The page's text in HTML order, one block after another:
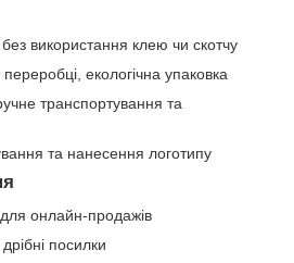
використання клею чи скотчу
екологічна упаковка
транспортування та
та нанесення логотипу
онлайн-продажів
посилки